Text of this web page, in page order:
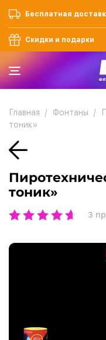
Бесплатная
Скидки и подарки
Главная Фонтаны
тоник»
тоник»
3